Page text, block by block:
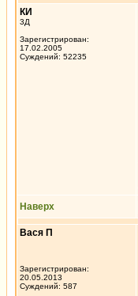
КИ
3Д
Зарегистрирован:
17.02.2005
Суждений: 52235
Наверх
Вася П
Зарегистрирован:
20.05.2013
Суждений: 587